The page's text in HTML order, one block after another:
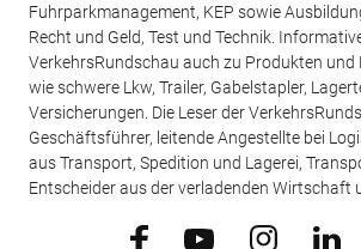
Fuhrparkmanagement, KEP sowie
Recht und Geld, Test und Technik.
VerkehrsRundschau auch zu Produkten und
wie schwere Lkw, Trailer, Gabelstapler,
Versicherungen. Die Leser der
Geschäftsführer, leitende Angestellte bei
aus Transport, Spedition und Lagerei,
Entscheider aus der verladenden Wirtschaft